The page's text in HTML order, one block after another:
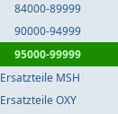
84000-89999
90000-94999
95000-99999
Ersatzteile MSH
Ersatzteile OXY